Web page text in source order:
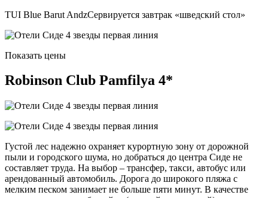
TUI Blue Barut AndzCервируется завтрак «шведский стол»
Показать цены
Robinson Club Pamfilya 4*
Густой лес надежно охраняет курортную зону от дорожной
пыли и городского шума, но добраться до центра Сиде не
составляет труда. На выбор – трансфер, такси, автобус или
арендованный автомобиль. Дорога до широкого пляжа с
мелким песком занимает не больше пяти минут. В качестве